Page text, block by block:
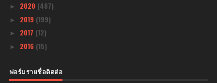
► 2020 (467)
► 2019 (199)
► 2017 (12)
► 2016 (15)
ฟอร์มรายชื่อติดต่อ